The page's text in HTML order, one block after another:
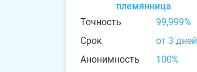
племянница
Точность
99,999%
Срок
от 3 дней
Анонимность
100%